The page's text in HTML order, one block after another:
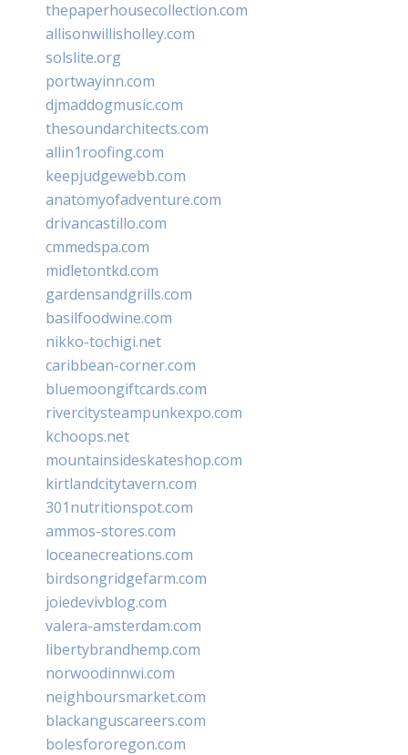
thepaperhousecollection.com
allisonwillisholley.com
solslite.org
portwayinn.com
djmaddogmusic.com
thesoundarchitects.com
allin1roofing.com
keepjudgewebb.com
anatomyofadventure.com
drivancastillo.com
cmmedspa.com
midletontkd.com
gardensandgrills.com
basilfoodwine.com
nikko-tochigi.net
caribbean-corner.com
bluemoongiftcards.com
rivercitysteampunkexpo.com
kchoops.net
mountainsideskateshop.com
kirtlandcitytavern.com
301nutritionspot.com
ammos-stores.com
loceanecreations.com
birdsongridgefarm.com
joiedevivblog.com
valera-amsterdam.com
libertybrandhemp.com
norwoodinnwi.com
neighboursmarket.com
blackanguscareers.com
bolesfororegon.com